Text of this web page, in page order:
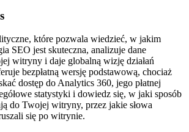
które pozwala wiedzieć, w jakim
SEO jest skuteczna, analizuje dane
witryny i daje globalną wizję działań
bezpłatną wersję podstawową, chociaż
dostęp do Analytics 360, jego płatnej
statystyki i dowiedz się, w jaki sposób
do Twojej witryny, przez jakie słowa
się po witrynie.